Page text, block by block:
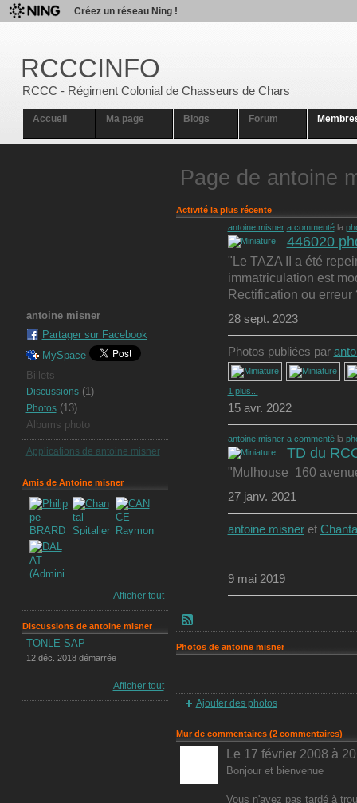
Créez un réseau Ning !
RCCCINFO
RCCC - Régiment Colonial de Chasseurs de Chars
Accueil Ma page Blogs Forum
antoine misner
Partager sur Facebook
MySpace
Billets
Discussions(1)
Photos(13)
Albums photo
Applications de antoine misner
Amis de Antoine misner
Afficher tout
Discussions de antoine misner
TONLE-SAP
12 déc. 2018 démarrée
Afficher tout
Page de antoine
Activité la plus récente
antoine misner a commentéla
446020
"Le TAZA II a été
immatriculation est
Rectification ou erreur
28 sept. 2023
Photos publiées par
1 plus...
15 avr. 2022
antoine misner a commentéla
TD du
"Mulhouse 160
27 janv. 2021
antoine misneret
9 mai 2019
Photos de antoine misner
Ajouter des photos
Mur de commentaires (2 commentaires)
Le 17 février 2008 à
Bonjour et bienvenue
Vous n'avez pas tardé à